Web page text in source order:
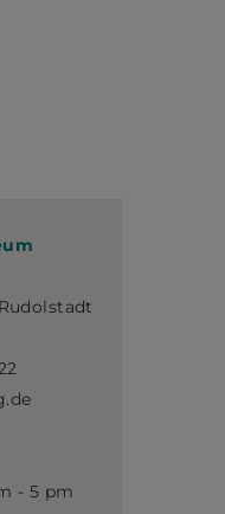
- 5 pm